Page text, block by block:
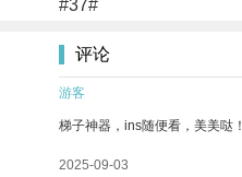
#37#
评论
游客
梯子神器，ins随便看，美美哒！
2025-09-03